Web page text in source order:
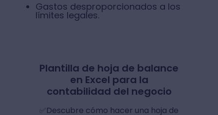
Gastos desproporcionados a los
límites legales.
Plantilla de hoja de balance
en Excel para la
contabilidad del negocio
✅Descubre cómo hacer una hoja de